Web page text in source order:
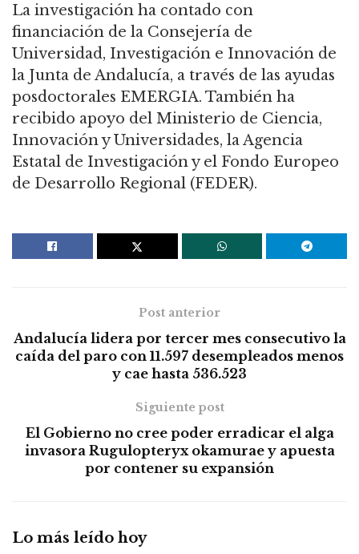
La investigación ha contado con
financiación de la Consejería de
Universidad, Investigación e Innovación de
la Junta de Andalucía, a través de las ayudas
posdoctorales EMERGIA. También ha
recibido apoyo del Ministerio de Ciencia,
Innovación y Universidades, la Agencia
Estatal de Investigación y el Fondo Europeo
de Desarrollo Regional (FEDER).
Post anterior
Andalucía lidera por tercer mes consecutivo la
caída del paro con 11.597 desempleados menos
y cae hasta 536.523
Siguiente post
El Gobierno no cree poder erradicar el alga
invasora Rugulopteryx okamurae y apuesta
por contener su expansión
Lo más leído hoy